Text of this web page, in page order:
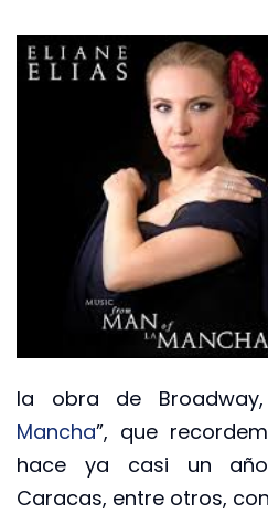
la obra de
Mancha”, que
hace ya casi un
Caracas, entre otros, con